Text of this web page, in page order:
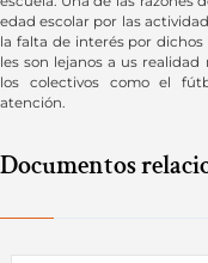
edad escolar por las
la falta de interés por
les son lejanos a us
los colectivos como el
atención.
Documentos